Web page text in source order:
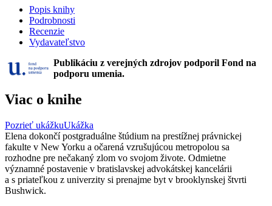
Popis knihy
Podrobnosti
Recenzie
Vydavateľstvo
Publikáciu z verejných zdrojov podporil Fond na
podporu umenia.
Viac o knihe
Pozrieť ukážkuUkážka
Elena dokončí postgraduálne štúdium na prestížnej právnickej
fakulte v New Yorku a očarená vzrušujúcou metropolou sa
rozhodne pre nečakaný zlom vo svojom živote. Odmietne
významné postavenie v bratislavskej advokátskej kancelárii
a s priateľkou z univerzity si prenajme byt v brooklynskej štvrti
Bushwick.